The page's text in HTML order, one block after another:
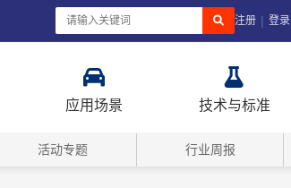
注册 | 登录
应用场景 技术与标准
活动专题 行业周报